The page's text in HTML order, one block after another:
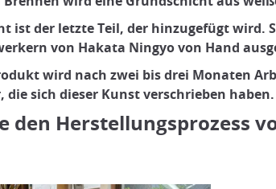
ist der letzte Teil, der hinzugefügt
von Hakata Ningyo von Hand
wird nach zwei bis drei Monaten
die sich dieser Kunst verschrieben haben.
den Herstellungsprozess